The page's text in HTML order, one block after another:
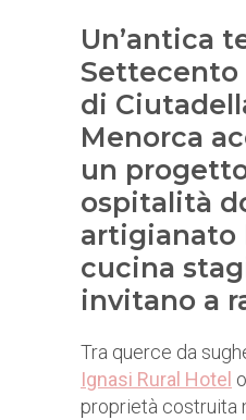
Un’antica
Settecento
di
Menorca
un
ospitalità
artigianato
cucina
invitano a
Tra querce da
Ignasi Rural Hotel
proprietà costruita